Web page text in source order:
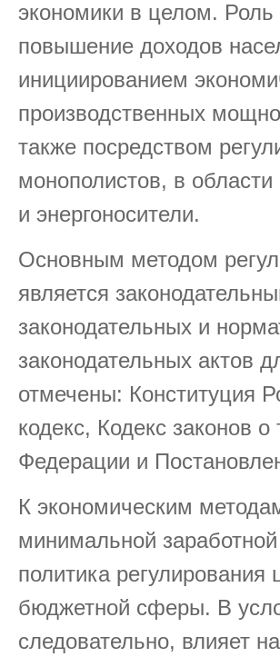
экономики в целом. Роль
повышение доходов
инициированием
производственных
также посредством
монополистов, в
и энергоносители.
Основным методом
является
законодательных и
законодательных актов
отмечены: Конституция
кодекс, Кодекс законов
Федерации и
К экономическим
минимальной
политика регулирования
бюджетной сферы. В
следовательно, влияет